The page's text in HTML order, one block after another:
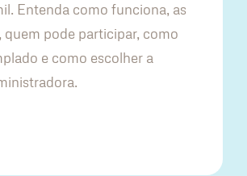
Entenda como funciona, as
quem pode participar, como
e como escolher a